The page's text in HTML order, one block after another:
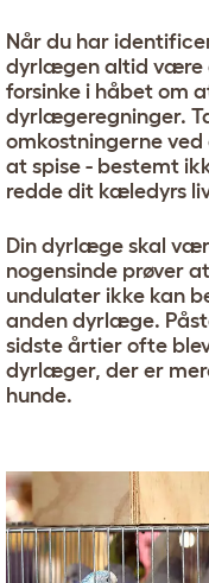
Når du har
dyrlægen altid være
forsinke i håbet om
dyrlægeregninger.
omkostningerne
at spise - bestemt
redde dit kæledyrs
Din dyrlæge skal
nogensinde prøver
undulater ikke kan
anden dyrlæge.
sidste årtier ofte
dyrlæger, der er
hunde.